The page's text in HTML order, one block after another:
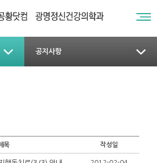
공지사항
목 작성일